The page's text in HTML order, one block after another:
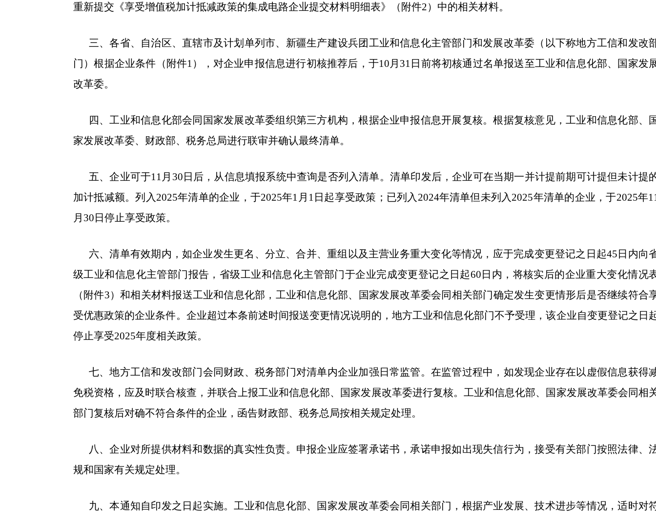
重新提交《享受增值税加计抵减政策的集成电路企业提交材料明细表》（附件2）中的相关材料。
三、各省、自治区、直辖市及计划单列市、新疆生产建设兵团工业和信息化主管部门和发展改革委（以下称地方工信和发改
门）根据企业条件（附件1），对企业申报信息进行初核推荐后，于10月31日前将初核通过名单报送至工业和信息化部、国家发
改革委。
四、工业和信息化部会同国家发展改革委组织第三方机构，根据企业申报信息开展复核。根据复核意见，工业和信息化部、
家发展改革委、财政部、税务总局进行联审并确认最终清单。
五、企业可于11月30日后，从信息填报系统中查询是否列入清单。清单印发后，企业可在当期一并计提前期可计提但未计提
加计抵减额。列入2025年清单的企业，于2025年1月1日起享受政策；已列入2024年清单但未列入2025年清单的企业，于2025年
月30日停止享受政策。
六、清单有效期内，如企业发生更名、分立、合并、重组以及主营业务重大变化等情况，应于完成变更登记之日起45日内向
级工业和信息化主管部门报告，省级工业和信息化主管部门于企业完成变更登记之日起60日内，将核实后的企业重大变化情况
（附件3）和相关材料报送工业和信息化部，工业和信息化部、国家发展改革委会同相关部门确定发生变更情形后是否继续符合
受优惠政策的企业条件。企业超过本条前述时间报送变更情况说明的，地方工业和信息化部门不予受理，该企业自变更登记之日
停止享受2025年度相关政策。
七、地方工信和发改部门会同财政、税务部门对清单内企业加强日常监管。在监管过程中，如发现企业存在以虚假信息获得
免税资格，应及时联合核查，并联合上报工业和信息化部、国家发展改革委进行复核。工业和信息化部、国家发展改革委会同相
部门复核后对确不符合条件的企业，函告财政部、税务总局按相关规定处理。
八、企业对所提供材料和数据的真实性负责。申报企业应签署承诺书，承诺申报如出现失信行为，接受有关部门按照法律、
规和国家有关规定处理。
九、本通知自印发之日起实施。工业和信息化部、国家发展改革委会同相关部门，根据产业发展、技术进步等情况，适时对